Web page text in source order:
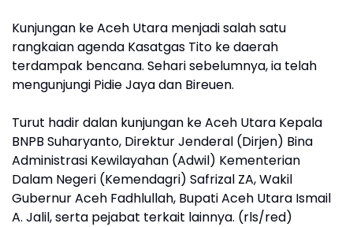
Kunjungan ke Aceh Utara menjadi salah satu
rangkaian agenda Kasatgas Tito ke daerah
terdampak bencana. Sehari sebelumnya, ia telah
mengunjungi Pidie Jaya dan Bireuen.
Turut hadir dalan kunjungan ke Aceh Utara Kepala
BNPB Suharyanto, Direktur Jenderal (Dirjen) Bina
Administrasi Kewilayahan (Adwil) Kementerian
Dalam Negeri (Kemendagri) Safrizal ZA, Wakil
Gubernur Aceh Fadhlullah, Bupati Aceh Utara Ismail
A. Jalil, serta pejabat terkait lainnya. (rls/red)